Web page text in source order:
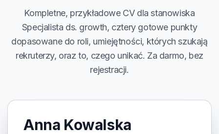
Kompletne, przykładowe CV dla stanowiska
Specjalista ds. growth, cztery gotowe punkty
dopasowane do roli, umiejętności, których szukają
rekruterzy, oraz to, czego unikać. Za darmo, bez
rejestracji.
Anna Kowalska